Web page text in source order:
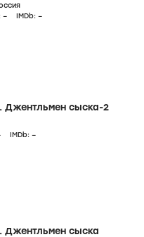
– IMDb: –
Джентльмен сыска-2
IMDb: –
Джентльмен сыска